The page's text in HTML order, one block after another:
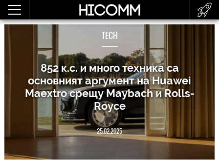
TECH
852 к.с. и много техника са
основният аргумент на Huawei
Maextro срещу Maybach и Rolls-
Royce
25.02.2025